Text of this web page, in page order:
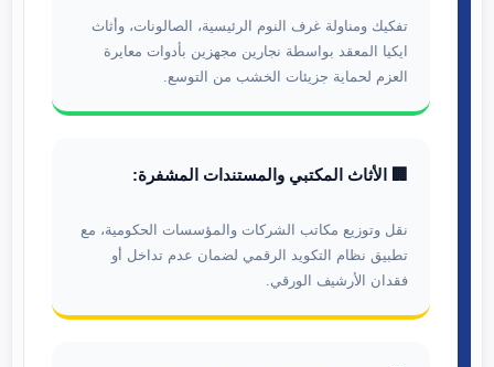
تفكيك ومناولة غرف النوم الرئيسية، الصالونات، وأثاث
ايكيا المعقد بواسطة نجارين مجهزين بأدوات معايرة
العزم لحماية جزيئات الخشب من التوسع.
🏢 الأثاث المكتبي والمستندات المشفرة:
نقل وتوزيع مكاتب الشركات والمؤسسات الحكومية، مع
تطبيق نظام التكويد الرقمي لضمان عدم تداخل أو
فقدان الأرشيف الورقي.